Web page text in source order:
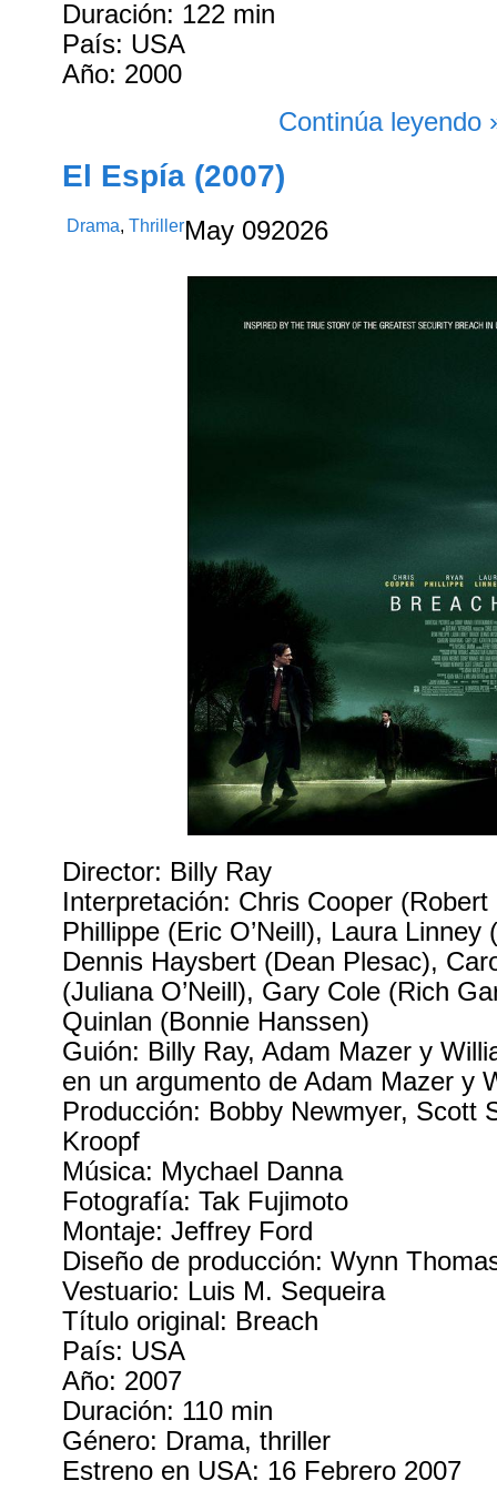
Duración: 122 min
País: USA
Año: 2000
Continúa leyendo
El Espía (2007)
Drama,Thriller May 092026
Director: Billy Ray
Interpretación: Chris Cooper
Phillippe (Eric O’Neill), Laura
Dennis Haysbert (Dean Plesac),
(Juliana O’Neill), Gary Cole (Rich
Quinlan (Bonnie Hanssen)
Guión: Billy Ray, Adam Mazer y
en un argumento de Adam Mazer y
Producción: Bobby Newmyer, Scott
Kroopf
Música: Mychael Danna
Fotografía: Tak Fujimoto
Montaje: Jeffrey Ford
Diseño de producción: Wynn
Vestuario: Luis M. Sequeira
Título original: Breach
País: USA
Año: 2007
Duración: 110 min
Género: Drama, thriller
Estreno en USA: 16 Febrero 2007